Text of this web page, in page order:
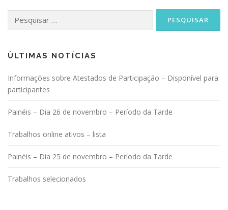
por:
ÙLTIMAS NOTÍCIAS
Informações sobre Atestados de Participação – Disponível para
participantes
Painéis – Dia 26 de novembro – Período da Tarde
Trabalhos online ativos – lista
Painéis – Dia 25 de novembro – Período da Tarde
Trabalhos selecionados